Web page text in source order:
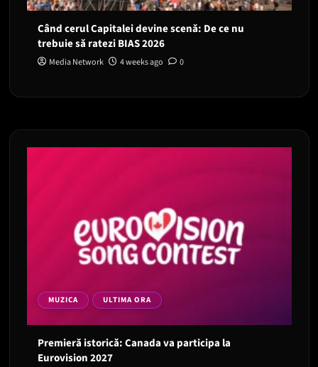
Când cerul Capitalei devine scenă: De ce nu
trebuie să ratezi BIAS 2026
Media Network 4 weeks ago 0
MUZICA ULTIMA ORA
Premieră istorică: Canada va participa la
Eurovision 2027